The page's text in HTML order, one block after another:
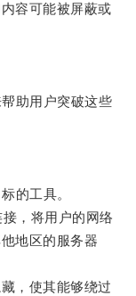
容可能被屏蔽或
助用户突破这些
的工具。
，将用户的网络
地区的服务器
，使其能够绕过